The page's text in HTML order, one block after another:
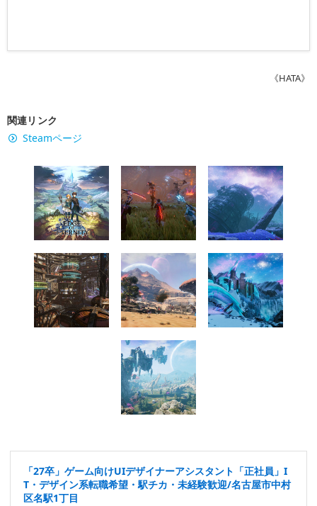
《HATA》
関連リンク
Steamページ
「27卒」ゲーム向けUIデザイナーアシスタント「正社員」I
T・デザイン系転職希望・駅チカ・未経験歓迎/名古屋市中村
区名駅1丁目